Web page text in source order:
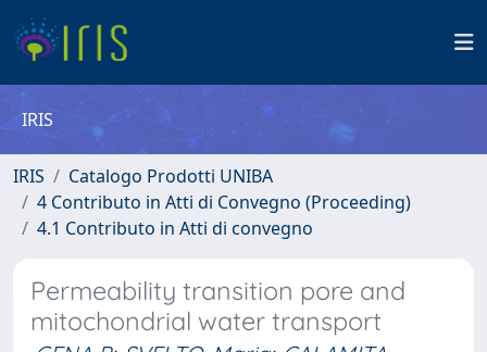
IRIS
IRIS
Catalogo Prodotti UNIBA
4 Contributo in Atti di Convegno (Proceeding)
4.1 Contributo in Atti di convegno
Permeability transition pore and
mitochondrial water transport